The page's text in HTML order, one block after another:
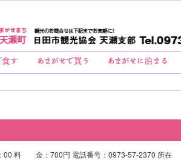
00 料 金：700円 電話番号：0973-57-2370 所在